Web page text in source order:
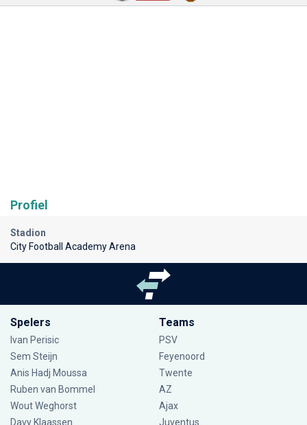
Profiel
Stadion
City Football Academy Arena
Spelers
Ivan Perisic
Sem Steijn
Anis Hadj Moussa
Ruben van Bommel
Wout Weghorst
Davy Klaassen
Teams
PSV
Feyenoord
Twente
AZ
Ajax
Juventus